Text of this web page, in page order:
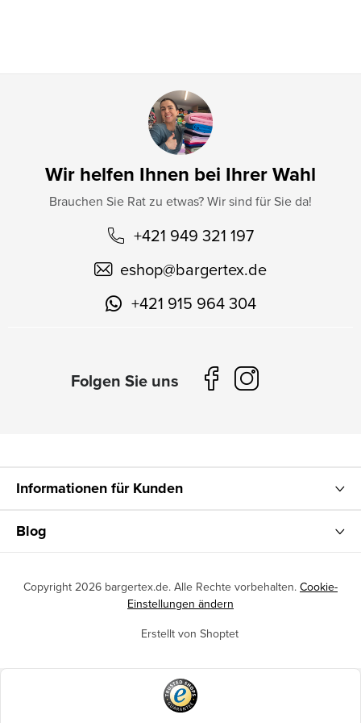
Wir helfen Ihnen bei Ihrer Wahl
Brauchen Sie Rat zu etwas? Wir sind für Sie da!
+421 949 321 197
eshop@bargertex.de
+421 915 964 304
Informationen für Kunden
Blog
Erstellt von Shoptet
Copyright 2026 bargertex.de. Alle Rechte vorbehalten. Cookie-
Einstellungen ändern